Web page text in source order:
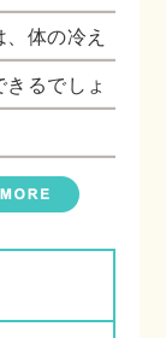
体の冷え
るでしょ